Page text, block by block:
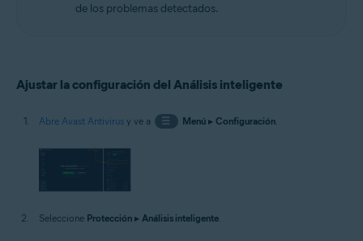
de los problemas detectados.
Ajustar la configuración del Análisis inteligente
Abre Avast Antivirus y ve a ☰ Menú▸ Configuración.
Seleccione Protección ▸ Análisis inteligente.